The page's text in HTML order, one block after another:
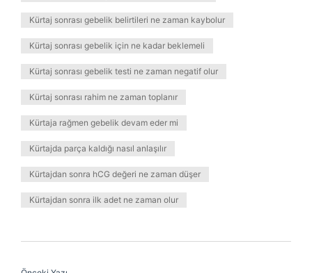
Kürtaj sonrası gebelik belirtileri ne zaman kaybolur
Kürtaj sonrası gebelik için ne kadar beklemeli
Kürtaj sonrası gebelik testi ne zaman negatif olur
Kürtaj sonrası rahim ne zaman toplanır
Kürtaja rağmen gebelik devam eder mi
Kürtajda parça kaldığı nasıl anlaşılır
Kürtajdan sonra hCG değeri ne zaman düşer
Kürtajdan sonra ilk adet ne zaman olur